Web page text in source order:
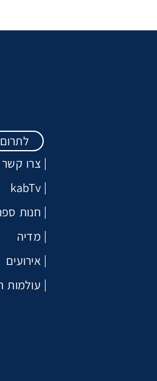
לתרום
צרו קשר
kabTv
חנות
מדיה
אירועים
עולמות